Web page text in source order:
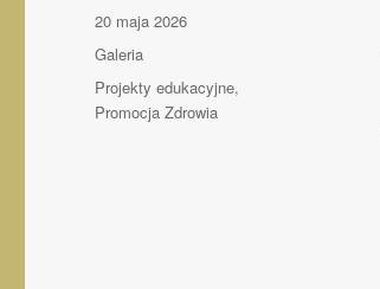
Opublikowano
20 maja 2026
Format
wpisu
Galeria
Kategorie
Projekty edukacyjne,
Promocja Zdrowia